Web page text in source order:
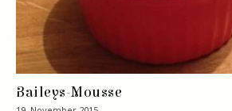
Baileys-Mousse